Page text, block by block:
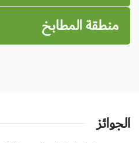
منطقة المطابخ
الجوائز